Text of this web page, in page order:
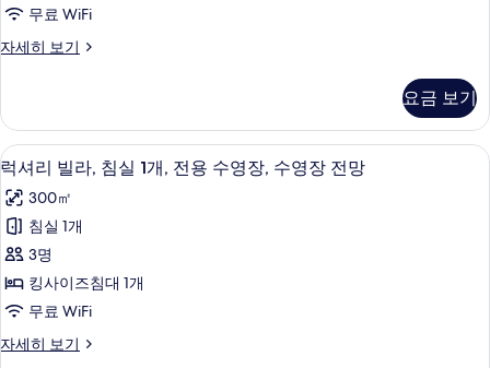
전
용
영
장,
수
영
장
전
망
사
진
무료 WiFi
자세히 보기
빌
2
개,
전
용
수
영
장,
수
영
장
전
망
요금 보기
럭
셔
리
빌
라,
침
1
럭셔리 빌라, 침실 1개, 전용 수영장, 수
11
럭셔리 빌라, 침실 1개, 전용 수영장, 수영장 전망
300㎡
침실 1개
3명
킹사이즈침대 1개
무료 WiFi
자세히 보기
럭